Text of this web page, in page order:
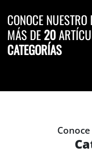
CONOCE
MÁS DE20
CATEGORÍAS